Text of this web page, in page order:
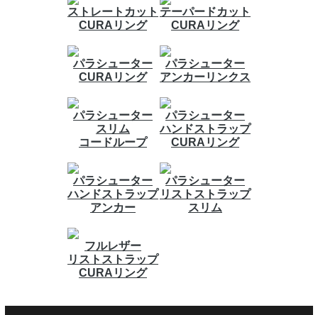
ストレートカット
CURAリング
テーパードカット
CURAリング
パラシューター
CURAリング
パラシューター
アンカーリンクス
パラシューター
スリム
コードループ
パラシューター
ハンドストラップ
CURAリング
パラシューター
ハンドストラップ
アンカー
パラシューター
リストストラップ
スリム
フルレザー
リストストラップ
CURAリング